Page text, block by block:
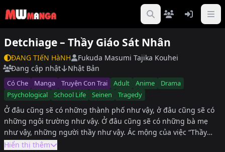
Detchiage – Thầy Giáo Sát Nhân
ĐANG TIếN HàNH Fukuda Masumi Tajika Kouhei
Đang cập nhật
Nhật Bản
Có Che Manga Truyện Con Trai Adult Anime
Drama
Psychological
School Life Seinen Tragedy
Ở đâu cũng sẽ có những thành phố như vậy, ở đâu cũng sẽ có
những ngôi trường như vậy. Ở đâu cũng sẽ có những bà mẹ
như vậy, những người thầy như vậy. Ác mộng của việc “Thầy
đến thăm nhà” cuối cùng là gì? Vụ án ở một thành phố nhỏ gây
Hiển thị thêm